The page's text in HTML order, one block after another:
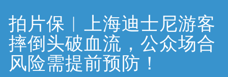
拍片保︱上海迪士尼游客
摔倒头破血流，公众场合
风险需提前预防！